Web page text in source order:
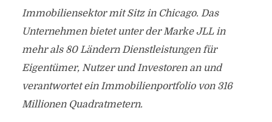
Immobiliensektor mit Sitz in Chicago. Das
Unternehmen bietet unter der Marke JLL in
mehr als 80 Ländern Dienstleistungen für
Eigentümer, Nutzer und Investoren an und
verantwortet ein Immobilienportfolio von 316
Millionen Quadratmetern.